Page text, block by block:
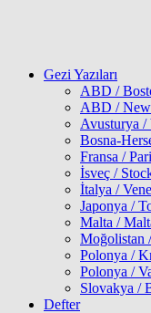
Gezi Yazıları
ABD /
ABD /
Avusturya /
Bosna-
Fransa /
İsveç /
İtalya /
Japonya /
Malta /
Moğolistan
Polonya /
Polonya /
Slovakya /
Defter